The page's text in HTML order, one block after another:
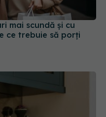
mai scundă și cu
ce trebuie să porți